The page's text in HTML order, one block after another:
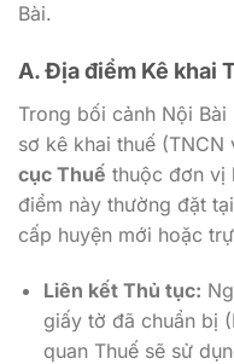
Bài.
A. Địa điểm Kê khai
Trong bối cảnh Nội
sơ kê khai thuế
cục Thuế thuộc đơn vị
điểm này thường đặt
cấp huyện mới hoặc
Liên kết Thủ tục:
giấy tờ đã chuẩn bị
quan Thuế sẽ sử